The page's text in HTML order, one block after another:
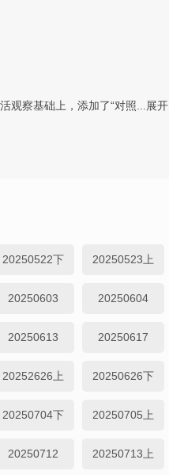
观察基础上，添加了“对照... 展开
20250522下 20250523上
20250603 20250604
20250613 20250617
20252626上 20250626下
20250704下 20250705上
20250712 20250713上